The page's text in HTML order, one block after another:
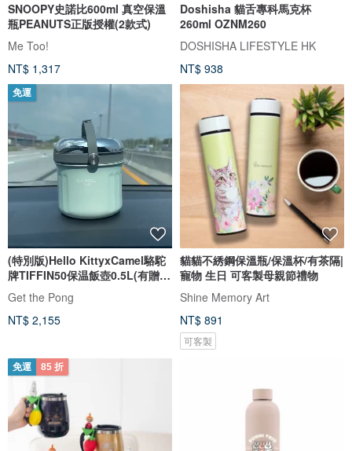
SNOOPY史諾比600ml 真空保溫
瓶PEANUTS正版授權(2款式)
Me Too!
NT$ 1,317
Doshisha 貓舌專科馬克杯
260ml OZNM260
DOSHISHA LIFESTYLE HK
NT$ 938
免運
(特別版)Hello KittyxCamel駱駝
牌TIFFIN50保温飯壺0.5L(有贈
品)
Get the Pong
NT$ 2,155
貓貓不綉鋼保溫瓶/保溫杯/有茶隔|
寵物 生日 可客製母親節禮物
Shine Memory Art
NT$ 891
可客製
免運 85 折